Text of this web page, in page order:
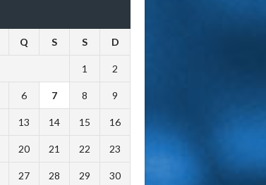
Q S S D
1 2
6 7 8 9
13 14 15 16
20 21 22 23
27 28 29 30